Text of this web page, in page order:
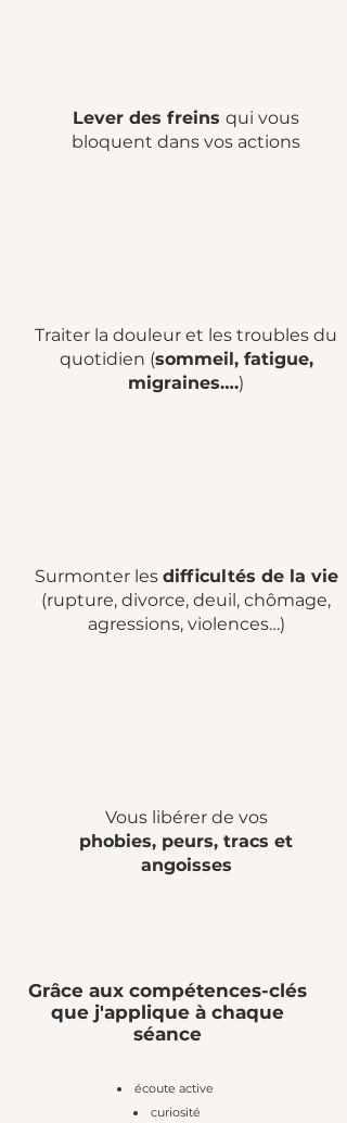
Lever des freins qui vous
bloquent dans vos actions
Traiter la douleur et les troubles du
quotidien (sommeil, fatigue,
migraines….)
Surmonter les difficultés de la vie
(rupture, divorce, deuil, chômage,
agressions, violences…)
Vous libérer de vos
phobies, peurs, tracs et
angoisses
Grâce aux compétences-clés
que j'applique à chaque
séance
écoute active
curiosité